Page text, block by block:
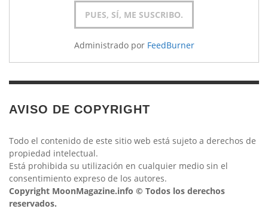
Administrado por FeedBurner
AVISO DE COPYRIGHT
Todo el contenido de este sitio web está sujeto a derechos de
propiedad intelectual.
Está prohibida su utilización en cualquier medio sin el
consentimiento expreso de los autores.
Copyright MoonMagazine.info © Todos los derechos
reservados.